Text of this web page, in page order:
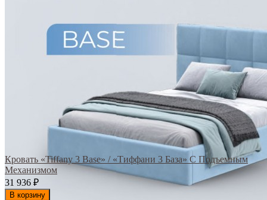
Кровать «Tiffany 3 Base» / «Тиффани 3 База» С Подъемным
Механизмом
31 936 ₽
В корзину